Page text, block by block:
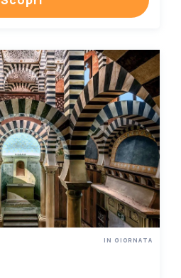
IN GIORNATA